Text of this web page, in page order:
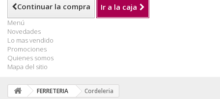
Continuar la compra Ir a la caja
Menú
Novedades
Lo mas vendido
Promociones
Quienes somos
Mapa del sitio
FERRETERIA Cordeleria